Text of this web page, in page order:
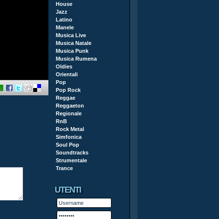
House
Jazz
Latino
Manele
Musica Live
Musica Natale
Musica Punk
Musica Rumena
Oldies
Orientali
Pop
Pop Rock
Reggae
Reggaeton
Regionale
RnB
Rock Metal
Simfonica
Soul Pop
Soundtracks
Strumentale
Trance
UTENTI